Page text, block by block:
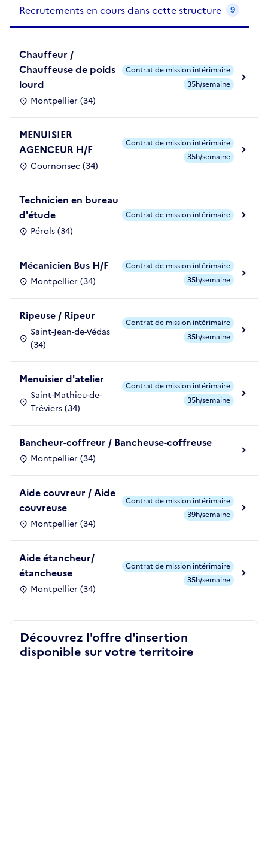
Recrutements en cours dans cette structure 9
Chauffeur /
Chauffeuse de poids
lourd
Montpellier (34)
Contrat de mission intérimaire
35h/semaine
MENUISIER
AGENCEUR H/F
Cournonsec (34)
Contrat de mission intérimaire
35h/semaine
Technicien en bureau
d'étude
Pérols (34)
Contrat de mission intérimaire
Mécanicien Bus H/F
Montpellier (34)
Contrat de mission intérimaire
35h/semaine
Ripeuse / Ripeur
Saint-Jean-de-Védas
(34)
Contrat de mission intérimaire
35h/semaine
Menuisier d'atelier
Saint-Mathieu-de-
Tréviers (34)
Contrat de mission intérimaire
35h/semaine
Bancheur-coffreur / Bancheuse-coffreuse
Montpellier (34)
Aide couvreur / Aide
couvreuse
Montpellier (34)
Contrat de mission intérimaire
39h/semaine
Aide étancheur/
étancheuse
Montpellier (34)
Contrat de mission intérimaire
35h/semaine
Découvrez l'offre d'insertion
disponible sur votre territoire